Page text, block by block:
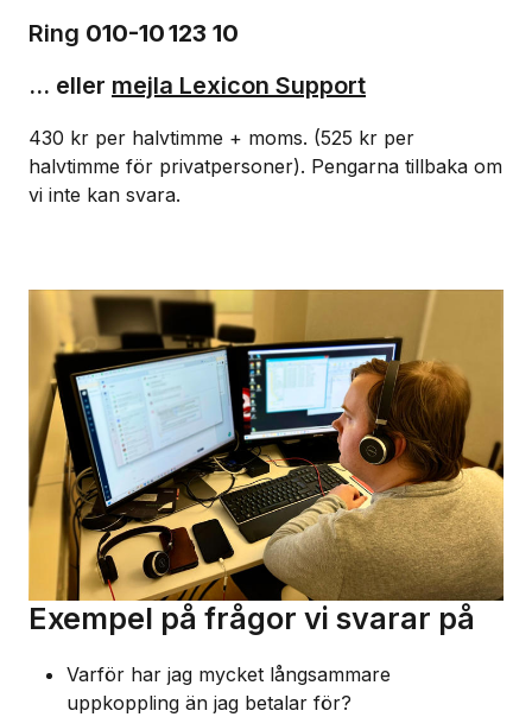
Ring 010-10 123 10
... eller mejla Lexicon Support
430 kr per halvtimme + moms. (525 kr per
halvtimme för privatpersoner). Pengarna tillbaka om
vi inte kan svara.
Exempel på frågor vi svarar på
Varför har jag mycket långsammare
uppkoppling än jag betalar för?